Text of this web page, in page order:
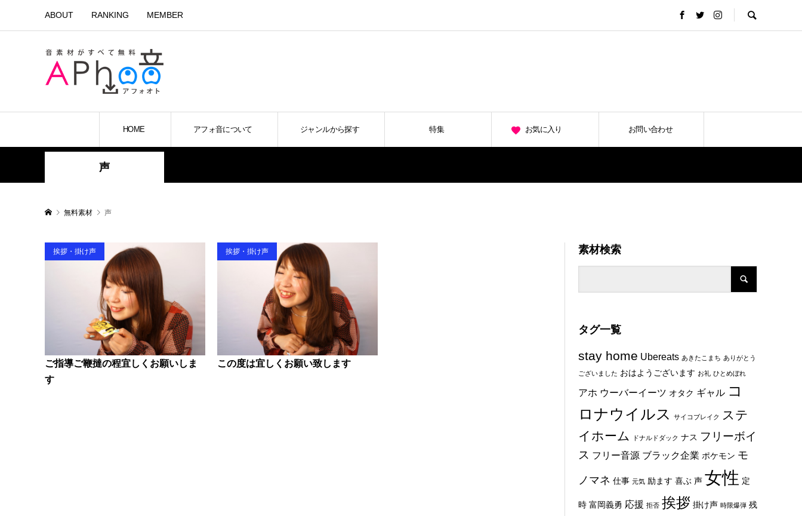
ABOUT RANKING MEMBER
HOME アフォ音について ジャンルから探す 特集 お気に入り お問い合わせ
声
無料素材 声
挨拶・掛け声
ご指導ご鞭撻の程宜しくお願いしま
す
挨拶・掛け声
この度は宜しくお願い致します
素材検索
タグ一覧
stay home Ubereats あきたこまち ありがとう
ございました おはようございます お礼 ひとめぼれ
アホ ウーバーイーツ オタク ギャル コ
ロナウイルス
サイコブレイク ステ
イホーム
ドナルドダック ナス フリーボイ
ス フリー音源 ブラック企業 ポケモン モ
ノマネ 仕事 元気 励ます 喜ぶ 声 女性 定
時 富岡義勇 応援 拒否 挨拶 掛け声 時限爆弾 残